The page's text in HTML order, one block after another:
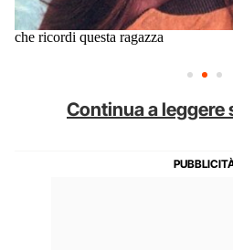
che ricordi questa ragazza
Continua a leggere